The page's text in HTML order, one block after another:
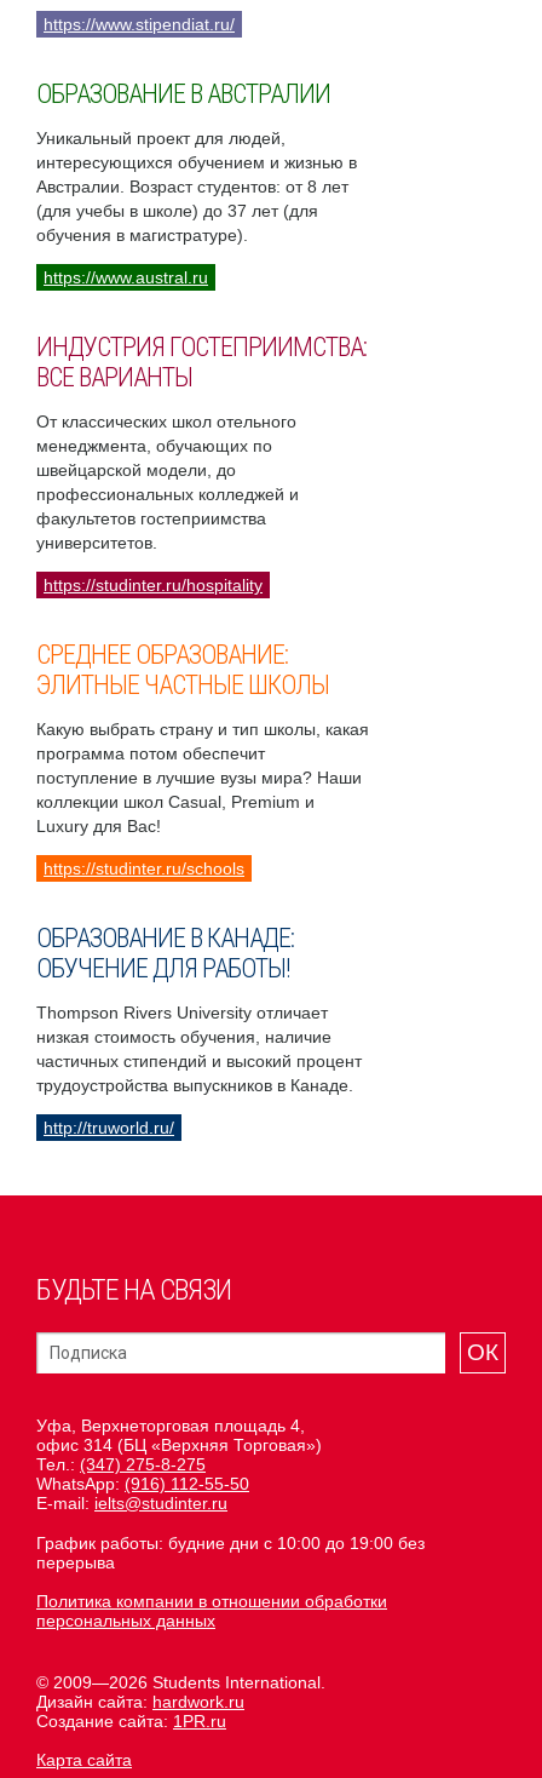
https://www.stipendiat.ru/
ОБРАЗОВАНИЕ В АВСТРАЛИИ
Уникальный проект для людей,
интересующихся обучением и жизнью в
Австралии. Возраст студентов: от 8 лет
(для учебы в школе) до 37 лет (для
обучения в магистратуре).
https://www.austral.ru
ИНДУСТРИЯ ГОСТЕПРИИМСТВА:
ВСЕ ВАРИАНТЫ
От классических школ отельного
менеджмента, обучающих по
швейцарской модели, до
профессиональных колледжей и
факультетов гостеприимства
университетов.
https://studinter.ru/hospitality
СРЕДНЕЕ ОБРАЗОВАНИЕ:
ЭЛИТНЫЕ ЧАСТНЫЕ ШКОЛЫ
Какую выбрать страну и тип школы, какая
программа потом обеспечит
поступление в лучшие вузы мира? Наши
коллекции школ Casual, Premium и
Luxury для Вас!
https://studinter.ru/schools
ОБРАЗОВАНИЕ В КАНАДЕ:
ОБУЧЕНИЕ ДЛЯ РАБОТЫ!
Thompson Rivers University отличает
низкая стоимость обучения, наличие
частичных стипендий и высокий процент
трудоустройства выпускников в Канаде.
http://truworld.ru/
БУДЬТЕ НА СВЯЗИ
ОК
Уфа, Верхнеторговая площадь 4,
офис 314 (БЦ «Верхняя Торговая»)
Тел.: (347) 275-8-275
WhatsApp: (916) 112-55-50
E-mail: ielts@studinter.ru
График работы: будние дни с 10:00 до 19:00 без
перерыва
Политика компании в отношении обработки
персональных данных
© 2009—2026 Students International.
Дизайн сайта: hardwork.ru
Создание сайта: 1PR.ru
Карта сайта